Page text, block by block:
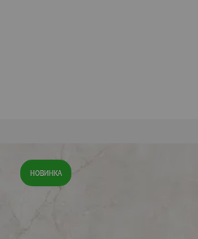
НОВИНКА